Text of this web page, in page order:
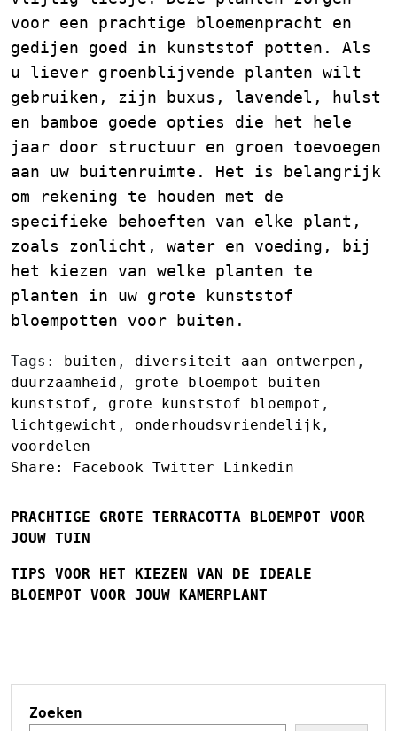
voor een prachtige bloemenpracht en
gedijen goed in kunststof potten. Als
u liever groenblijvende planten wilt
gebruiken, zijn buxus, lavendel, hulst
en bamboe goede opties die het hele
jaar door structuur en groen toevoegen
aan uw buitenruimte. Het is belangrijk
om rekening te houden met de
specifieke behoeften van elke plant,
zoals zonlicht, water en voeding, bij
het kiezen van welke planten te
planten in uw grote kunststof
bloempotten voor buiten.
Tags: buiten , diversiteit aan ontwerpen ,
duurzaamheid , grote bloempot buiten
kunststof , grote kunststof bloempot ,
lichtgewicht , onderhoudsvriendelijk ,
voordelen
Share:
Facebook Twitter Linkedin
PRACHTIGE GROTE TERRACOTTA BLOEMPOT VOOR
JOUW TUIN
TIPS VOOR HET KIEZEN VAN DE IDEALE
BLOEMPOT VOOR JOUW KAMERPLANT
Zoeken